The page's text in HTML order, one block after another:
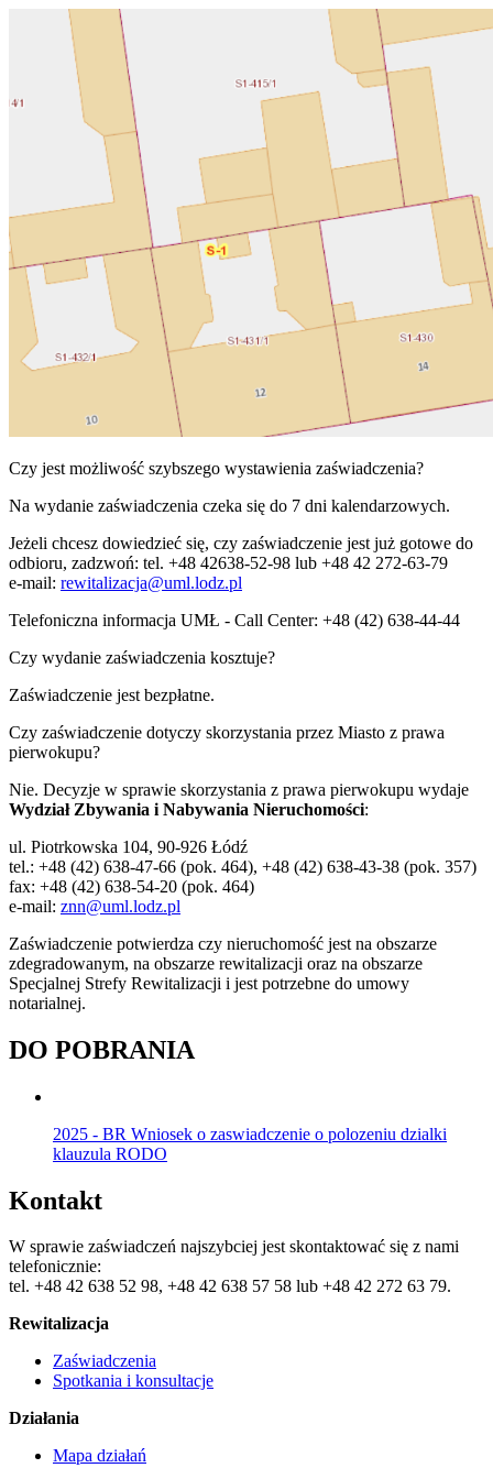
Czy jest możliwość szybszego wystawienia zaświadczenia?
Na wydanie zaświadczenia czeka się do 7 dni kalendarzowych.
Jeżeli chcesz dowiedzieć się, czy zaświadczenie jest już gotowe do
odbioru, zadzwoń: tel. +48 42638-52-98 lub +48 42 272-63-79
e-mail: rewitalizacja@uml.lodz.pl
Telefoniczna informacja UMŁ - Call Center: +48 (42) 638-44-44
Czy wydanie zaświadczenia kosztuje?
Zaświadczenie jest bezpłatne.
Czy zaświadczenie dotyczy skorzystania przez Miasto z prawa
pierwokupu?
Nie. Decyzje w sprawie skorzystania z prawa pierwokupu wydaje
Wydział Zbywania i Nabywania Nieruchomości:
ul. Piotrkowska 104, 90-926 Łódź
tel.: +48 (42) 638-47-66 (pok. 464), +48 (42) 638-43-38 (pok. 357)
fax: +48 (42) 638-54-20 (pok. 464)
e-mail: znn@uml.lodz.pl
Zaświadczenie potwierdza czy nieruchomość jest na obszarze
zdegradowanym, na obszarze rewitalizacji oraz na obszarze
Specjalnej Strefy Rewitalizacji i jest potrzebne do umowy
notarialnej.
DO POBRANIA
2025 - BR Wniosek o zaswiadczenie o polozeniu dzialki
klauzula RODO
Kontakt
W sprawie zaświadczeń najszybciej jest skontaktować się z nami
telefonicznie:
tel. +48 42 638 52 98, +48 42 638 57 58 lub +48 42 272 63 79.
Rewitalizacja
Zaświadczenia
Spotkania i konsultacje
Działania
Mapa działań